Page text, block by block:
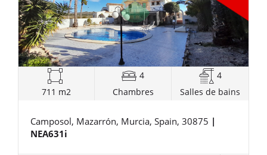
711 m2
4
Chambres
4
Salles de bains
Camposol, Mazarrón, Murcia, Spain, 30875 |
NEA631i